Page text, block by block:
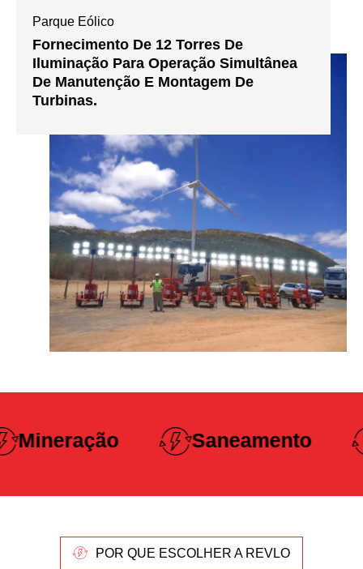
Parque Eólico
Fornecimento De 12 Torres De
Iluminação Para Operação Simultânea
De Manutenção E Montagem De
Turbinas.
Saneamento
Construção
Pesada
POR QUE ESCOLHER A REVLO